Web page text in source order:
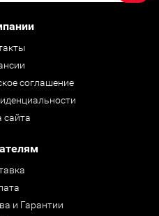
соглашение
сайта
и Гарантии